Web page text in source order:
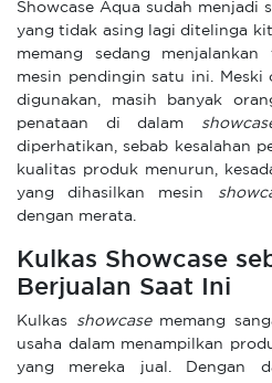
Showcase Aqua sudah menjadi
yang tidak asing lagi ditelinga
memang sedang
mesin pendingin satu ini. Meski
digunakan, masih banyak
penataan di dalam
diperhatikan, sebab kesalahan
kualitas produk menurun,
yang dihasilkan mesin
dengan merata.
Kulkas Showcase
Berjualan Saat Ini
Kulkas showcasememang
usaha dalam menampilkan
yang mereka jual. Dengan